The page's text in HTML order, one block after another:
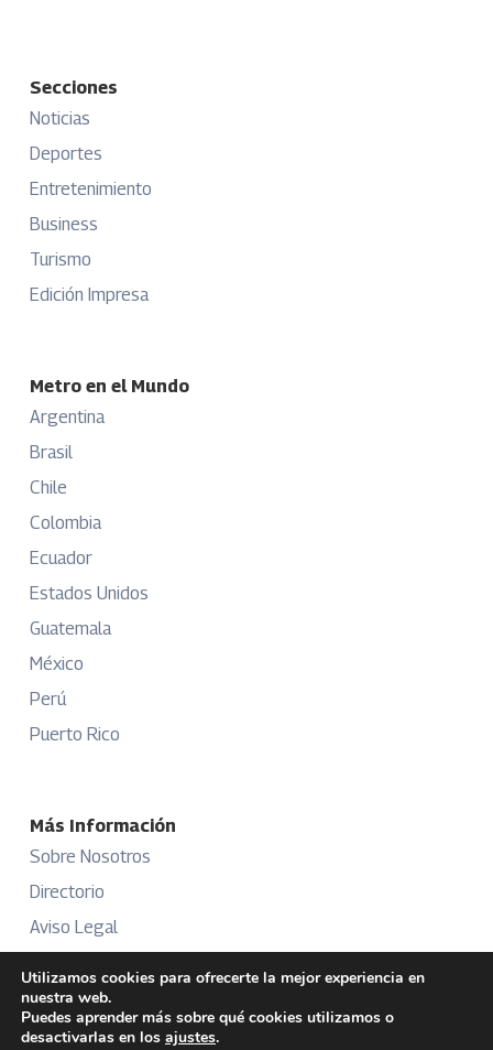
Secciones
Noticias
Deportes
Entretenimiento
Business
Turismo
Edición Impresa
Metro en el Mundo
Argentina
Brasil
Chile
Colombia
Ecuador
Estados Unidos
Guatemala
México
Perú
Puerto Rico
Más Información
Sobre Nosotros
Directorio
Aviso Legal
Publicidad
Utilizamos cookies para ofrecerte la mejor experiencia en
nuestra web.
Puedes aprender más sobre qué cookies utilizamos o
desactivarlas en los ajustes.